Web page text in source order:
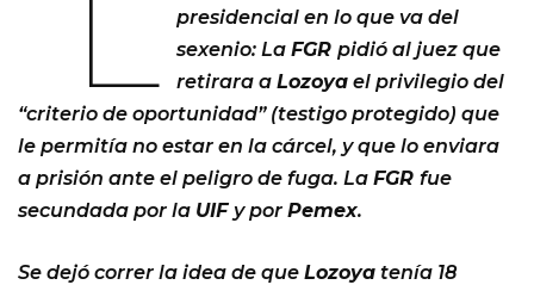
presidencial en lo que va del
sexenio: LaFGRpidió al juez que
retirara aLozoya el privilegio del
“criterio de oportunidad” (testigo protegido) que
le permitía no estar en la cárcel, y que lo enviara
a prisión ante el peligro de fuga. La FGR fue
secundada por la UIF y por Pemex.
Se dejó correr la idea de que Lozoya tenía 18